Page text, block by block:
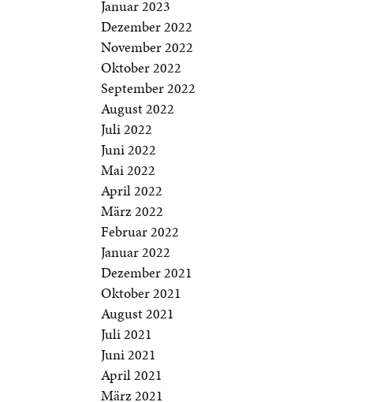
Januar 2023
Dezember 2022
November 2022
Oktober 2022
September 2022
August 2022
Juli 2022
Juni 2022
Mai 2022
April 2022
März 2022
Februar 2022
Januar 2022
Dezember 2021
Oktober 2021
August 2021
Juli 2021
Juni 2021
April 2021
März 2021